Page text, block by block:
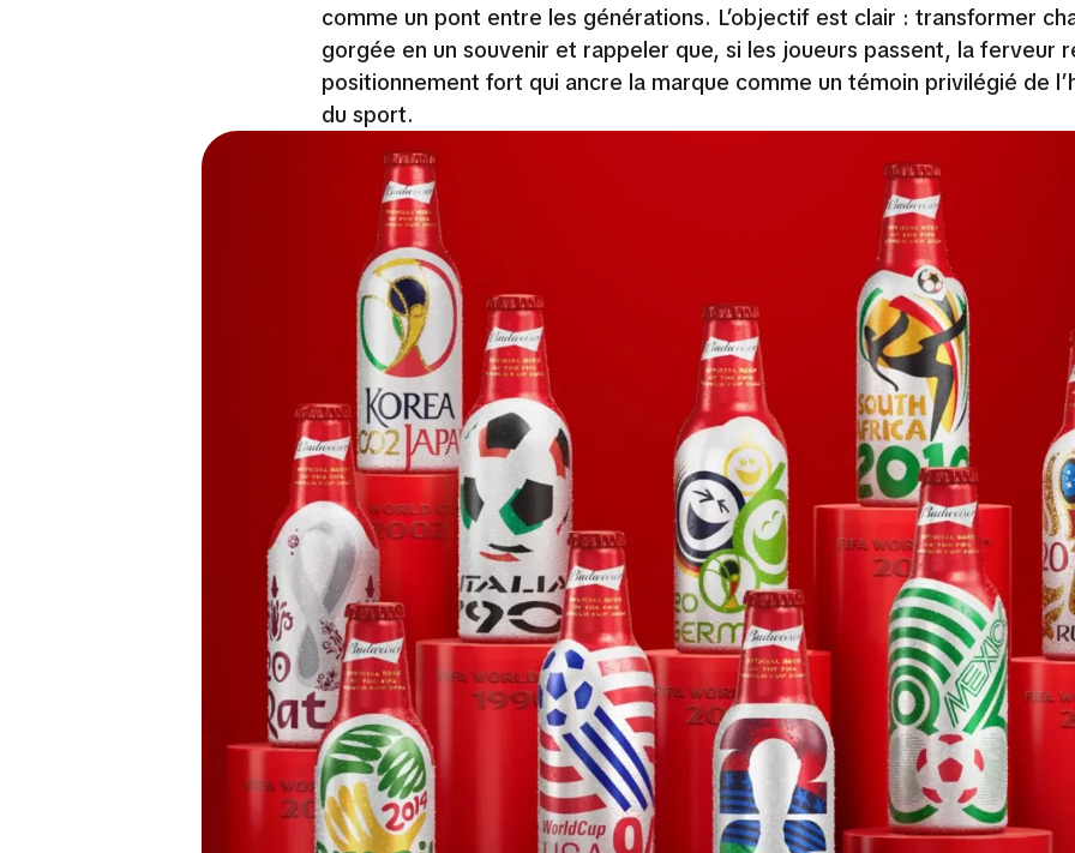
comme un pont entre les générations. L’objectif est clair : transformer
gorgée en un souvenir et rappeler que, si les joueurs passent, la ferveur
positionnement fort qui ancre la marque comme un témoin privilégié de
du sport.